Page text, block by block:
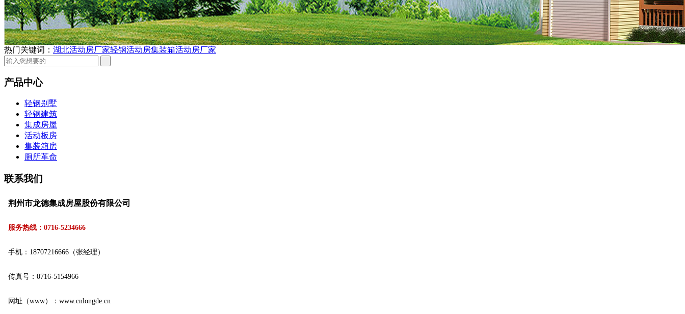
热门关键词： 湖北活动房厂家轻钢活动房集装箱活动房厂家
产品中心
轻钢别墅
轻钢建筑
集成房屋
活动板房
集装箱房
厕所革命
联系我们
荆州市龙德集成房屋股份有限公司
服务热线：0716-5234666
手机：18707216666（张经理）
传真号：0716-5154966
网址（www）：www.cnlongde.cn